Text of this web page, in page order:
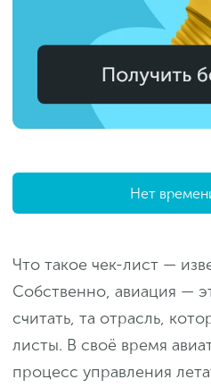
Нет
Что такое чек-лист —
Собственно, авиация —
считать, та отрасль,
листы. В своё время
процесс управления